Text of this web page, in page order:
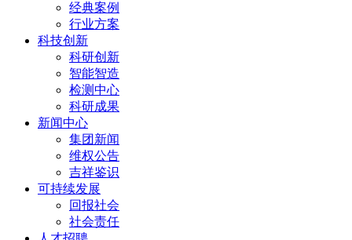
经典案例
行业方案
科技创新
科研创新
智能智造
检测中心
科研成果
新闻中心
集团新闻
维权公告
吉祥鉴识
可持续发展
回报社会
社会责任